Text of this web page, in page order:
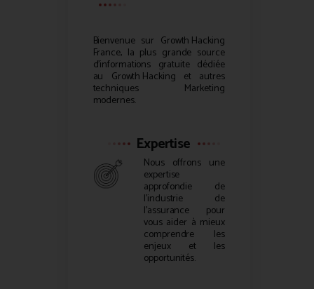
Bienvenue sur Growth Hacking
France, la plus grande source
d’informations gratuite dédiée
au Growth Hacking et autres
techniques Marketing
modernes.
Expertise
Nous offrons une
expertise
approfondie de
l’industrie de
l’assurance pour
vous aider à mieux
comprendre les
enjeux et les
opportunités.